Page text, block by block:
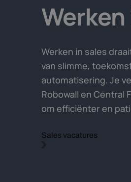
Werken
Werken in sales
van slimme,
automatisering. Je
Robowall en Central
om efficiënter en
Sales vacatures